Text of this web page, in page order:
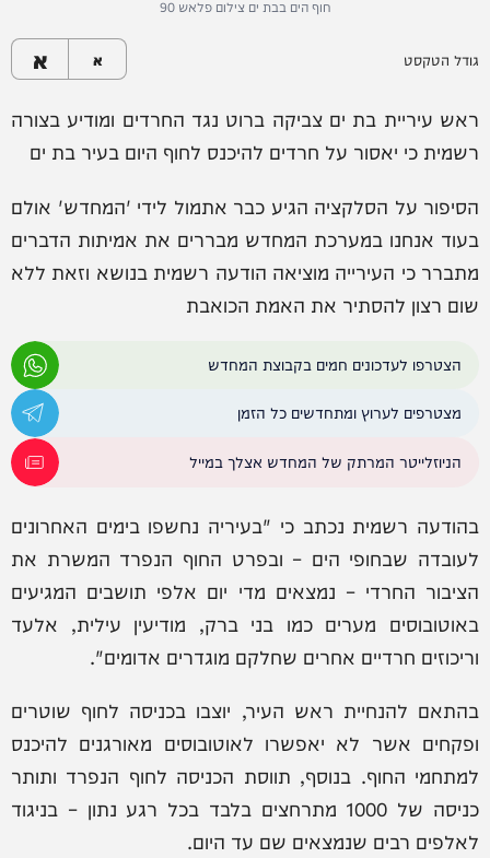
חוף הים בבת ים צילום פלאש 90
גודל הטקסט א א
ראש עיריית בת ים צביקה ברוט נגד החרדים ומודיע בצורה
רשמית כי יאסור על חרדים להיכנס לחוף היום בעיר בת ים
הסיפור על הסלקציה הגיע כבר אתמול לידי 'המחדש' אולם
בעוד אנחנו במערכת המחדש מבררים את אמיתות הדברים
מתברר כי העירייה מוציאה הודעה רשמית בנושא וזאת ללא
שום רצון להסתיר את האמת הכואבת
הצטרפו לעדכונים חמים בקבוצת המחדש
מצטרפים לערוץ ומתחדשים כל הזמן
הניוזלייטר המרתק של המחדש אצלך במייל
בהודעה רשמית נכתב כי "בעיריה נחשפו בימים האחרונים
לעובדה שבחופי הים – ובפרט החוף הנפרד המשרת את
הציבור החרדי – נמצאים מדי יום אלפי תושבים המגיעים
באוטובוסים מערים כמו בני ברק, מודיעין עילית, אלעד
וריכוזים חרדיים אחרים שחלקם מוגדרים אדומים".
בהתאם להנחיית ראש העיר, יוצבו בכניסה לחוף שוטרים
ופקחים אשר לא יאפשרו לאוטובוסים מאורגנים להיכנס
למתחמי החוף. בנוסף, תווסת הכניסה לחוף הנפרד ותותר
כניסה של 1000 מתרחצים בלבד בכל רגע נתון – בניגוד
לאלפים רבים שנמצאים שם עד היום.